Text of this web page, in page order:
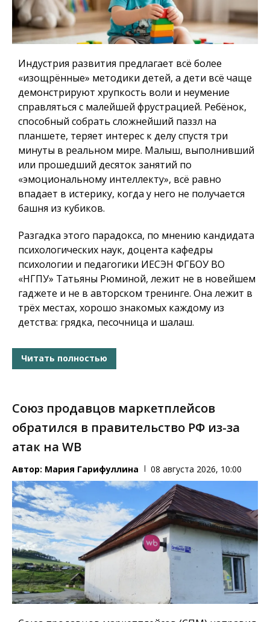
Индустрия развития предлагает всё более
«изощрённые» методики детей, а дети всё чаще
демонстрируют хрупкость воли и неумение
справляться с малейшей фрустрацией. Ребёнок,
способный собрать сложнейший паззл на
планшете, теряет интерес к делу спустя три
минуты в реальном мире. Малыш, выполнивший
или прошедший десяток занятий по
«эмоциональному интеллекту», всё равно
впадает в истерику, когда у него не получается
башня из кубиков.
Разгадка этого парадокса, по мнению кандидата
психологических наук, доцента кафедры
психологии и педагогики ИЕСЭН ФГБОУ ВО
«НГПУ» Татьяны Рюминой, лежит не в новейшем
гаджете и не в авторском тренинге. Она лежит в
трёх местах, хорошо знакомых каждому из
детства: грядка, песочница и шалаш.
Читать полностью
Союз продавцов маркетплейсов
обратился в правительство РФ из-за
атак на WB
Автор: Мария Гарифуллина 08 августа 2026, 10:00